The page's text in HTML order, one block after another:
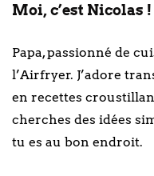
Moi, c’est Nicolas !
Papa, passionné de
l’Airfryer. J’adore
en recettes
cherches des idées
tu es au bon endroit.